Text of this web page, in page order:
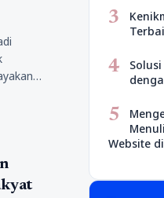
3
4
5
Website